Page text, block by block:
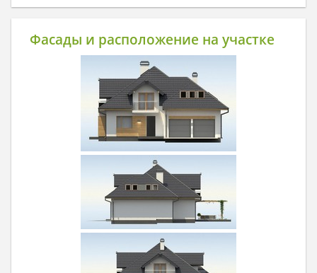
Фасады и расположение на участке